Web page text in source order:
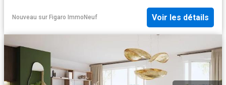
Nouveau sur Figaro ImmoNeuf Voir les détails